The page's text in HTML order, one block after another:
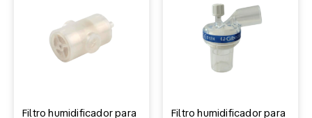
Filtro humidificador para
Filtro humidificador para